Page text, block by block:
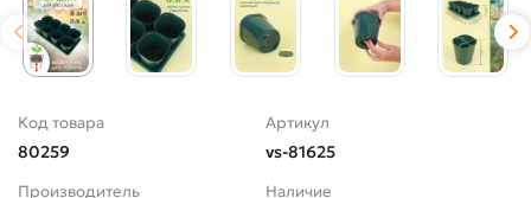
Код товара
80259
Артикул
vs-81625
Производитель Наличие